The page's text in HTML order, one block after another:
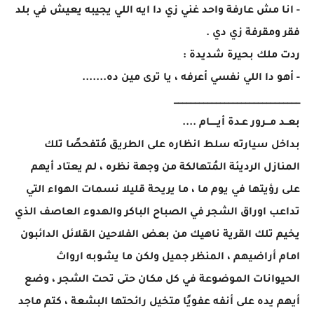
- انا مش عارفة واحد غني زي دا ايه اللي يجيبه يعيش في بلد
فقر ومقرفة زي دي .
ردت ملك بحيرة شديدة :
- أهو دا اللي نفسي أعرفه ، يا ترى مين ده.......
______________________________
بعــد مـــرور عـدة أيـــــام ....
بداخل سيارته سلط انظاره على الطريق مُتفحصًا تلك
المنازل الرديئة المُتهالكة من وجهة نظره ، لم يعتاد أيهم
على رؤيتها في يوم ما ، ما يريحة قليلا نسمات الهواء التي
تداعب اوراق الشجر في الصباح الباكر والهدوء العاصف الذي
يخيم تلك القرية ناهيك من بعض الفلاحين القلائل الدائبون
امام أراضيهم ، المنظر جميل ولكن ما يشوبه ارواث
الحيوانات الموضوعة في كل مكان حتى تحت الشجر ، وضع
أيهم يده على أنفه عفويًا متخيل رائحتها البشعة ، كتم ماجد